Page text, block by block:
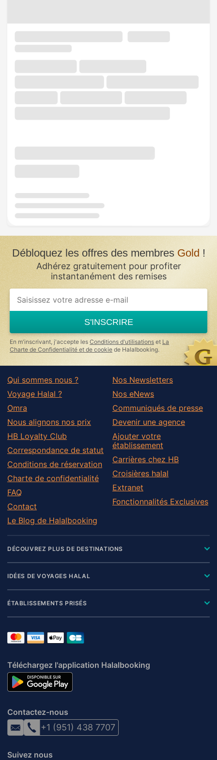
Débloquez les offres des membres Gold !
Adhérez gratuitement pour profiter
instantanément des remises
S'INSCRIRE
En m'inscrivant, j'accepte les Conditions d'utilisations et La
Charte de Confidentialité et de cookie de Halalbooking.
Qui sommes nous ?
Voyage Halal ?
Omra
Nous alignons nos prix
HB Loyalty Club
Correspondance de statut
Conditions de réservation
Charte de confidentialité
FAQ
Contact
Le Blog de Halalbooking
Nos Newsletters
Nos eNews
Communiqués de presse
Devenir une agence
Ajouter votre
établissement
Carrières chez HB
Croisières halal
Extranet
Fonctionnalités Exclusives
DÉCOUVREZ PLUS DE DESTINATIONS
IDÉES DE VOYAGES HALAL
ÉTABLISSEMENTS PRISÉS
Téléchargez l'application Halalbooking
Contactez-nous
+1 (951) 438 7707
Suivez nous